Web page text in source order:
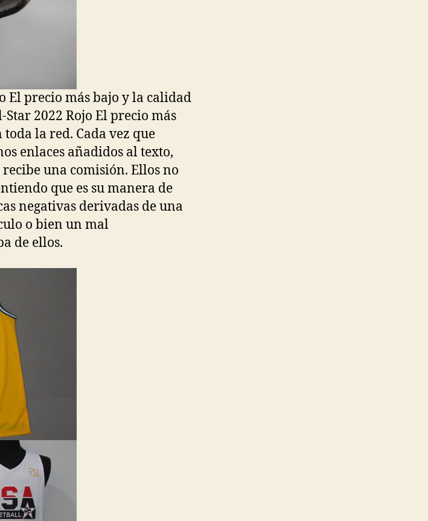
El precio más bajo y la calidad
2022 Rojo El precio más
la red. Cada vez que
enlaces añadidos al texto,
una comisión. Ellos no
que es su manera de
negativas derivadas de una
o bien un mal
de ellos.